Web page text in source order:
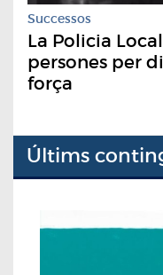
Successos
La Policia
persones per
força
Últims